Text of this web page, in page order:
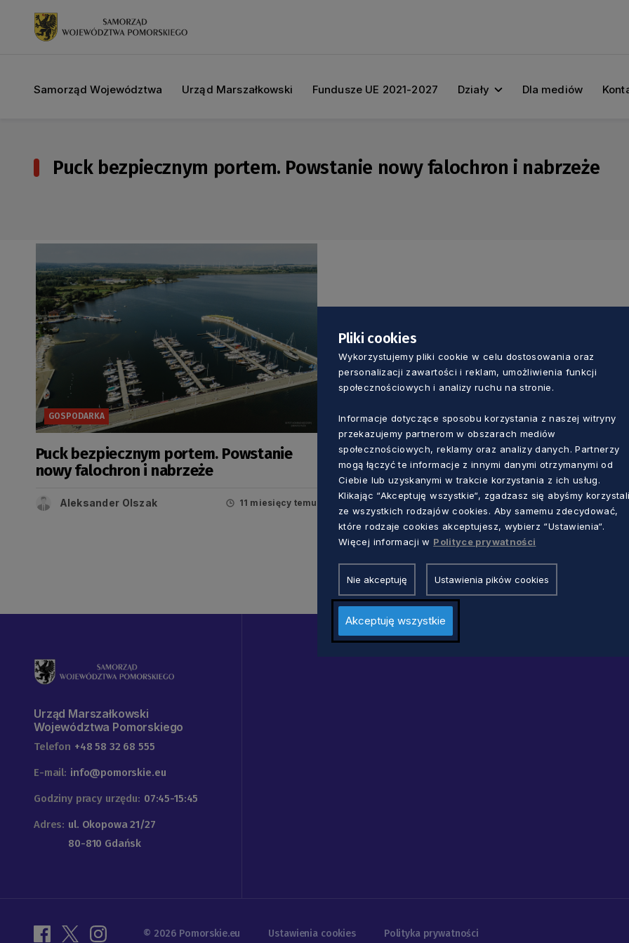
Samorząd Województwa Urząd Marszałkowski Fundusze UE 2021-2027 Działy Dla mediów
Puck bezpiecznym portem. Powstanie nowy falochron i nabrzeże
GOSPODARKA
Puck bezpiecznym portem. Powstanie
nowy falochron i nabrzeże
Aleksander Olszak 11 miesięcy temu
Urząd Marszałkowski
Województwa Pomorskiego
Telefon +48 58 32 68 555
E-mail: info@pomorskie.eu
Godziny pracy urzędu: 07:45-15:45
Adres: ul. Okopowa 21/27
80-810 Gdańsk
© 2026 Pomorskie.eu Ustawienia cookies Polityka prywatności
Pliki cookies
Wykorzystujemy pliki cookie w celu dostosowania oraz
personalizacji zawartości i reklam, umożliwienia funkcji
społecznościowych i analizy ruchu na stronie.
Informacje dotyczące sposobu korzystania z naszej witryny
przekazujemy partnerom w obszarach mediów
społecznościowych, reklamy oraz analizy danych. Partnerzy
mogą łączyć te informacje z innymi danymi otrzymanymi od
Ciebie lub uzyskanymi w trakcie korzystania z ich usług.
Klikając “Akceptuję wszystkie“, zgadzasz się abyśmy
ze wszystkich rodzajów cookies. Aby samemu zdecydować,
które rodzaje cookies akceptujesz, wybierz “Ustawienia“.
Więcej informacji w Polityce prywatności
Nie akceptuję Ustawienia pików cookies
Akceptuję wszystkie